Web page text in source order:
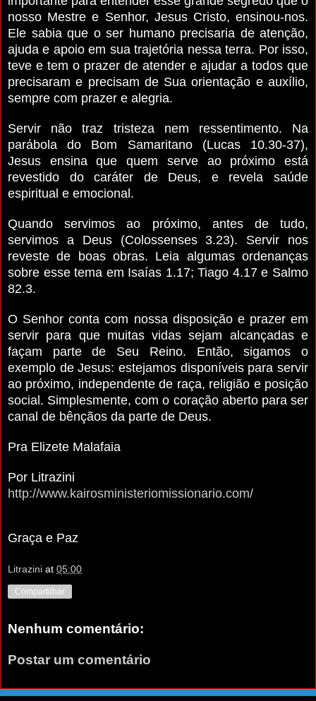
nosso Mestre e Senhor, Jesus Cristo, ensinou-nos.
Ele sabia que o ser humano precisaria de atenção,
ajuda e apoio em sua trajetória nessa terra. Por isso,
teve e tem o prazer de atender e ajudar a todos que
precisaram e precisam de Sua orientação e auxílio,
sempre com prazer e alegria.
Servir não traz tristeza nem ressentimento. Na
parábola do Bom Samaritano (Lucas 10.30-37),
Jesus ensina que quem serve ao próximo está
revestido do caráter de Deus, e revela saúde
espiritual e emocional.
Quando servimos ao próximo, antes de tudo,
servimos a Deus (Colossenses 3.23). Servir nos
reveste de boas obras. Leia algumas ordenanças
sobre esse tema em Isaías 1.17; Tiago 4.17 e Salmo
82.3.
O Senhor conta com nossa disposição e prazer em
servir para que muitas vidas sejam alcançadas e
façam parte de Seu Reino. Então, sigamos o
exemplo de Jesus: estejamos disponíveis para servir
ao próximo, independente de raça, religião e posição
social. Simplesmente, com o coração aberto para ser
canal de bênçãos da parte de Deus.
Pra Elizete Malafaia
Por Litrazini
http://www.kairosministeriomissionario.com/
Graça e Paz
Litrazini at 05:00
Compartilhar
Nenhum comentário:
Postar um comentário